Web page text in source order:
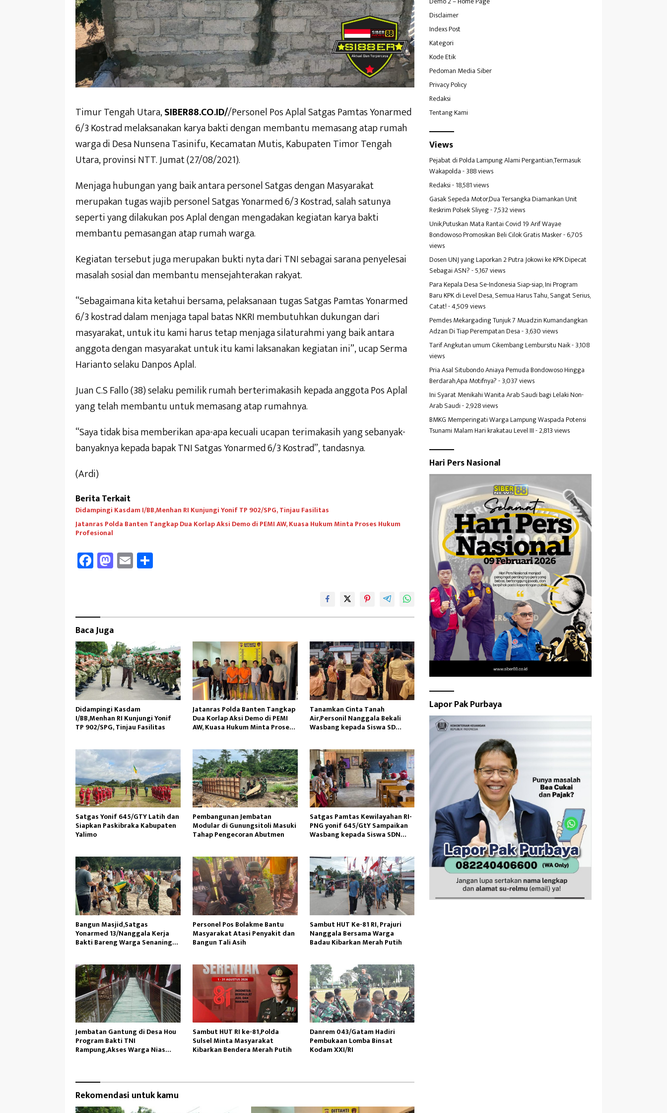
Timur Tengah Utara,SIBER88.CO.ID//Personel Pos Aplal Satgas Pamtas Yonarmed
6/3 Kostrad melaksanakan karya bakti dengan membantu memasang atap rumah
warga di Desa Nunsena Tasinifu, Kecamatan Mutis, Kabupaten Timor Tengah
Utara, provinsi NTT. Jumat (27/08/2021).
Menjaga hubungan yang baik antara personel Satgas dengan Masyarakat
merupakan tugas wajib personel Satgas Yonarmed 6/3 Kostrad, salah satunya
seperti yang dilakukan pos Aplal dengan mengadakan kegiatan karya bakti
membantu pemasangan atap rumah warga.
Kegiatan tersebut juga merupakan bukti nyta dari TNI sebagai sarana penyelesai
masalah sosial dan membantu mensejahterakan rakyat.
“Sebagaimana kita ketahui bersama, pelaksanaan tugas Satgas Pamtas Yonarmed
6/3 kostrad dalam menjaga tapal batas NKRI membutuhkan dukungan dari
masyarakat, untuk itu kami harus tetap menjaga silaturahmi yang baik antara
anggota dengan masyarakat untuk itu kami laksanakan kegiatan ini”, ucap Serma
Harianto selaku Danpos Aplal.
Juan C.S Fallo (38) selaku pemilik rumah berterimakasih kepada anggota Pos Aplal
yang telah membantu untuk memasang atap rumahnya.
“Saya tidak bisa memberikan apa-apa kecuali ucapan terimakasih yang sebanyak-
banyaknya kepada bapak TNI Satgas Yonarmed 6/3 Kostrad”, tandasnya.
(Ardi)
Berita Terkait
Didampingi Kasdam I/BB,Menhan RI Kunjungi Yonif TP 902/SPG, Tinjau Fasilitas
Jatanras Polda Banten Tangkap Dua Korlap Aksi Demo di PEMI AW, Kuasa Hukum Minta Proses Hukum
Profesional
Fa
ce
k
M
as
o
n
E
m
Baca Juga
Didampingi Kasdam
I/BB,Menhan RI Kunjungi Yonif
TP 902/SPG, Tinjau Fasilitas
Jatanras Polda Banten Tangkap
Dua Korlap Aksi Demo di PEMI
AW, Kuasa Hukum Minta Proses
Tanamkan Cinta Tanah
Air,Personil Nanggala Bekali
Wasbang kepada Siswa SD
Satgas Yonif 645/GTY Latih dan
Siapkan Paskibraka Kabupaten
Yalimo
Pembangunan Jembatan
Modular di Gunungsitoli Masuki
Tahap Pengecoran Abutmen
Satgas Pamtas Kewilayahan RI-
PNG yonif 645/GtY Sampaikan
Wasbang kepada Siswa SDN
Bangun Masjid,Satgas
Yonarmed 13/Nanggala Kerja
Bakti Bareng Warga Senaning
Personel Pos Bolakme Bantu
Masyarakat Atasi Penyakit dan
Bangun Tali Asih
Sambut HUT Ke-81 RI, Prajuri
Nanggala Bersama Warga
Badau Kibarkan Merah Putih
Jembatan Gantung di Desa Hou
Program Bakti TNI
Rampung,Akses Warga Nias
Sambut HUT RI ke-81,Polda
Sulsel Minta Masyarakat
Kibarkan Bendera Merah Putih
Danrem 043/Gatam Hadiri
Pembukaan Lomba Binsat
Kodam XXI/RI
Rekomendasi untuk kamu
Disclaimer
Indexs Post
Kategori
Kode Etik
Pedoman Media Siber
Privacy Policy
Redaksi
Tentang Kami
Views
Pejabat di Polda Lampung Alami Pergantian,Termasuk
Wakapolda- 388 views
Redaksi- 18,581 views
Gasak Sepeda Motor,Dua Tersangka Diamankan Unit
Reskrim Polsek Sliyeg- 7,532 views
Unik,Putuskan Mata Rantai Covid 19 Arif Wayae
Bondowoso Promosikan Beli Cilok Gratis Masker- 6,705
views
Dosen UNJ yang Laporkan 2 Putra Jokowi ke KPK Dipecat
Sebagai ASN?- 5,167 views
Para Kepala Desa Se-Indonesia Siap-siap, Ini Program
Baru KPK di Level Desa, Semua Harus Tahu, Sangat Serius,
Catat!- 4,509 views
Pemdes Mekargading Tunjuk 7 Muadzin Kumandangkan
Adzan Di Tiap Perempatan Desa- 3,630 views
Tarif Angkutan umum Cikembang Lembursitu Naik- 3,108
views
Pria Asal Situbondo Aniaya Pemuda Bondowoso Hingga
Berdarah,Apa Motifnya?- 3,037 views
Ini Syarat Menikahi Wanita Arab Saudi bagi Lelaki Non-
Arab Saudi- 2,928 views
BMKG Memperingati Warga Lampung Waspada Potensi
Tsunami Malam Hari krakatau Level III- 2,813 views
Hari Pers Nasional
Lapor Pak Purbaya